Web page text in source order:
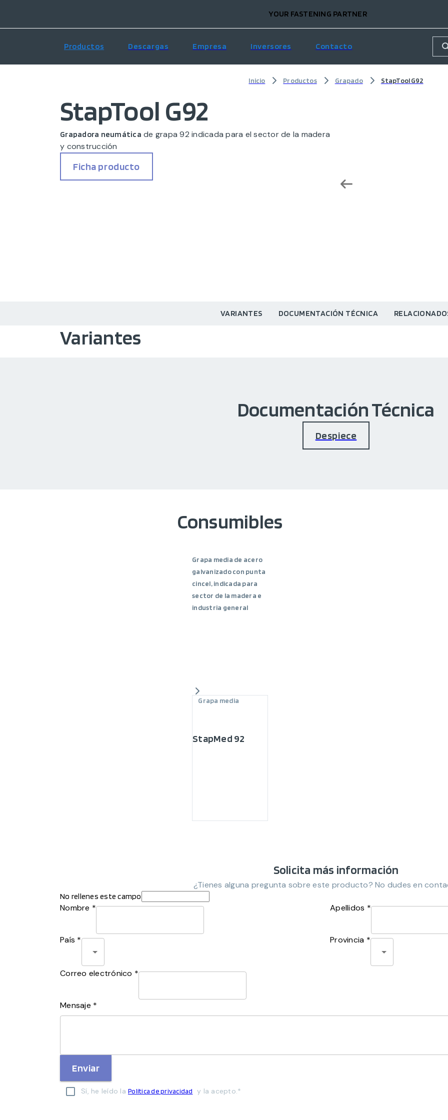
YOUR FASTENING PARTNER
Productos Descargas Empresa Inversores Contacto
Inicio Productos Grapado StapTool G92
StapTool G92
Grapadora neumática de grapa 92 indicada para el sector de la madera
y construcción
Ficha producto
VARIANTES DOCUMENTACIÓN TÉCNICA
Variantes
Documentación Técnica
Despiece
Consumibles
Grapa media de acero
galvanizado con punta
cincel, indicada para
sector de la madera e
industria general
Grapa media
StapMed 92
Solicita más información
¿Tienes alguna pregunta sobre este producto? No dudes en
No rellenes este campo
Nombre * Apellidos *
País * Provincia *
Correo electrónico *
Mensaje *
Enviar
Sí, he leído la Política de privacidad y la acepto.*